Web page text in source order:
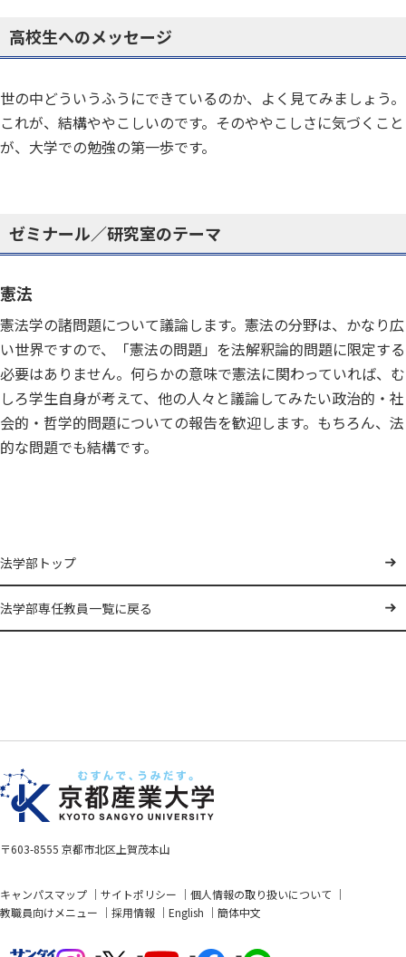
高校生へのメッセージ
世の中どういうふうにできているのか、よく見てみましょう。
これが、結構ややこしいのです。そのややこしさに気づくこと
が、大学での勉強の第一歩です。
ゼミナール／研究室のテーマ
憲法
憲法学の諸問題について議論します。憲法の分野は、かなり広
い世界ですので、「憲法の問題」を法解釈論的問題に限定する
必要はありません。何らかの意味で憲法に関わっていれば、む
しろ学生自身が考えて、他の人々と議論してみたい政治的・社
会的・哲学的問題についての報告を歓迎します。もちろん、法
的な問題でも結構です。
法学部トップ
法学部専任教員一覧に戻る
〒603-8555 京都市北区上賀茂本山
キャンパスマップ サイトポリシー
個人情報の取り扱いについて
教職員向けメニュー
採用情報 English 簡体中文